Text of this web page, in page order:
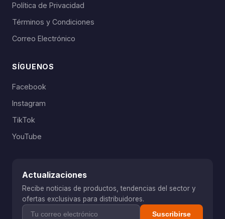
Política de Privacidad
Términos y Condiciones
Correo Electrónico
SÍGUENOS
Facebook
Instagram
TikTok
YouTube
Actualizaciones
Recibe noticias de productos, tendencias del sector y
ofertas exclusivas para distribuidores.
Suscribirse